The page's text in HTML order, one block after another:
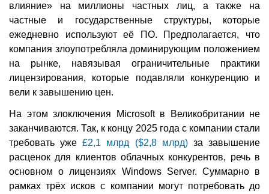
влияние» на миллионы частных лиц, а также на
частные и государственные структуры, которые
ежедневно используют её ПО. Предполагается, что
компания злоупотребляла доминирующим положением
на рынке, навязывая ограничительные практики
лицензирования, которые подавляли конкуренцию и
вели к завышению цен.
На этом злоключения Microsoft в Великобритании не
заканчиваются. Так, к концу 2025 года с компании стали
требовать уже£2,1 млрд ($2,8 млрд)за завышение
расценок для клиентов облачных конкурентов, речь в
основном о лицензиях Windows Server. Суммарно в
рамках трёх исков с компании могут потребовать до